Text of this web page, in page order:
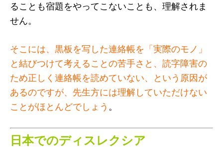
ることも宿題をやってこないことも、理解されま
せん。
そこには、黒板を写した連絡帳を「実際のモノ」
と結びつけて考えることの苦手さと、読字障害の
ため正しく連絡帳を読めていない、という原因が
あるのですが、先生方には理解していただけない
ことがほとんどでしょう 。
日本でのディスレクシア